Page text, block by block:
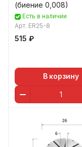
(биение 0,008)
Есть в наличии
Арт. ER25-8
515 ₽
В корзину